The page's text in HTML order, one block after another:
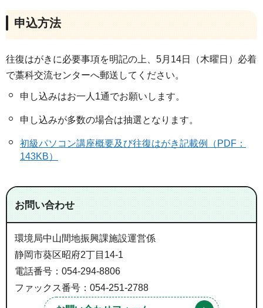
申込方法
往復はがきに必要事項を明記の上、5月14日（木曜日）必着
で藁科交流センターへ郵送してください。
申し込みはお一人1通でお願いします。
申し込みが多数の場合は抽選となります。
初級パソコン講座概要及び往復はがき記載例（PDF：
143KB）
お問い合わせ
環境局中山間地振興課施設運営係
静岡市葵区昭府2丁目14-1
電話番号：054-294-8806
ファックス番号：054-251-2788